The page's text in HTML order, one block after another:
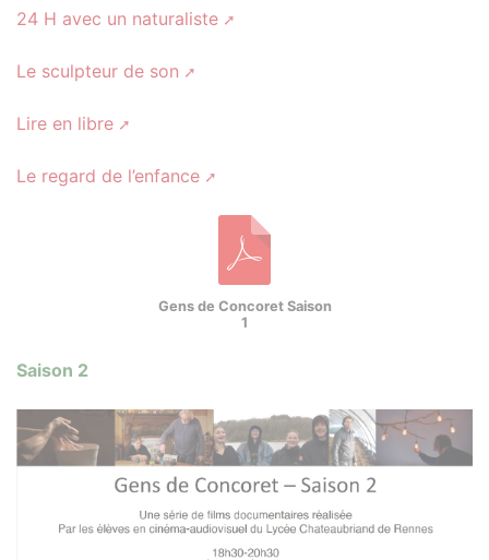
24 H avec un naturaliste
Le sculpteur de son
Lire en libre
Le regard de l’enfance
Gens de Concoret Saison
1
Saison 2